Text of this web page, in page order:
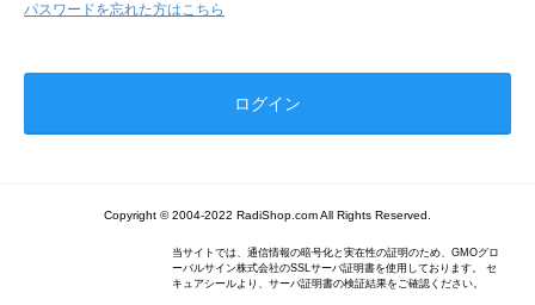
パスワードを忘れた方はこちら
Copyright © 2004-2022 RadiShop.com All Rights Reserved.
当サイトでは、通信情報の暗号化と実在性の証明のため、GMOグロ
ーバルサイン株式会社のSSLサーバ証明書を使用しております。 セ
キュアシールより、サーバ証明書の検証結果をご確認ください。